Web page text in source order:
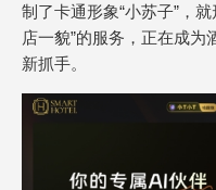
制了卡通形象“小苏子”，
店一貌”的服务，正在成
新抓手。